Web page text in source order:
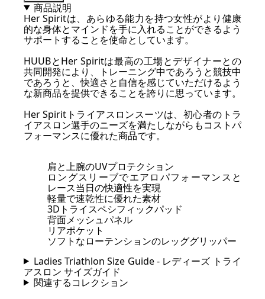
商品説明
Her Spiritは、あらゆる能力を持つ女性がより健康
的な身体とマインドを手に入れることができるよう
サポートすることを使命としています。
HUUBとHer Spiritは最高の工場とデザイナーとの
共同開発により、トレーニング中であろうと競技中
であろうと、快適さと自信を感じていただけるよう
な新商品を提供できることを誇りに思っています。
Her Spiritトライアスロンスーツは、初心者のトラ
イアスロン選手のニーズを満たしながらもコストパ
フォーマンスに優れた商品です。
肩と上腕のUVプロテクション
ロングスリーブでエアロパフォーマンスと
レース当日の快適性を実現
軽量で速乾性に優れた素材
3Dトライスペシフィックパッド
背面メッシュパネル
リアポケット
ソフトなローテンションのレッググリッパー
Ladies Triathlon Size Guide - レディーズ トライ
アスロン サイズガイド
関連するコレクション